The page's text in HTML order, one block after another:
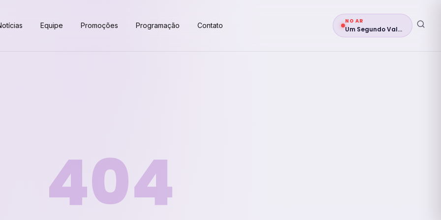
Equipe Promoções Programação Contato
NO AR
Um Segundo Vale Muito
404